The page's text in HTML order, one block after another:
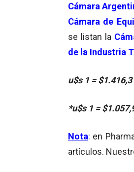
Cámara
Cámara de
se listan la
de la Industria
u$s 1 = $1.416,3
*u$s 1 =
Nota: en
artículos.